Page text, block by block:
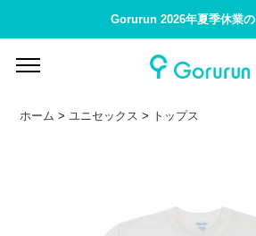
Gorurun 2026年夏季休業
ホーム >ユニセックス > トップス